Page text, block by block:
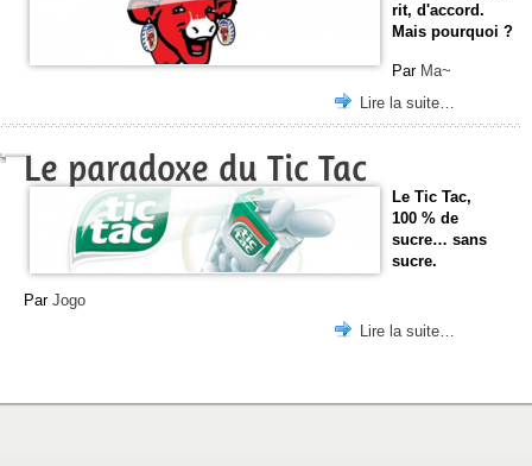
rit, d'accord.
Mais pourquoi ?
Par Ma~
Lire la suite…
Le paradoxe du Tic Tac
Le Tic Tac,
100 % de
sucre… sans
sucre.
Par Jogo
Lire la suite…